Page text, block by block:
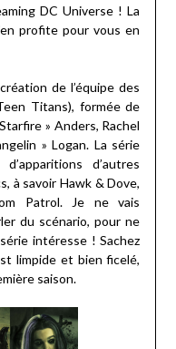
DC Universe ! La
profite pour vous en
de l’équipe des
Titans), formée de
» Anders, Rachel
» Logan. La série
d’autres
à savoir Hawk & Dove,
Patrol. Je ne vais
du scénario, pour ne
intéresse ! Sachez
limpide et bien ficelé,
saison.